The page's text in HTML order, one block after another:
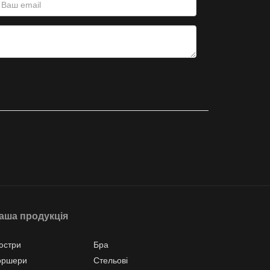
продукція
Бра
Стельові